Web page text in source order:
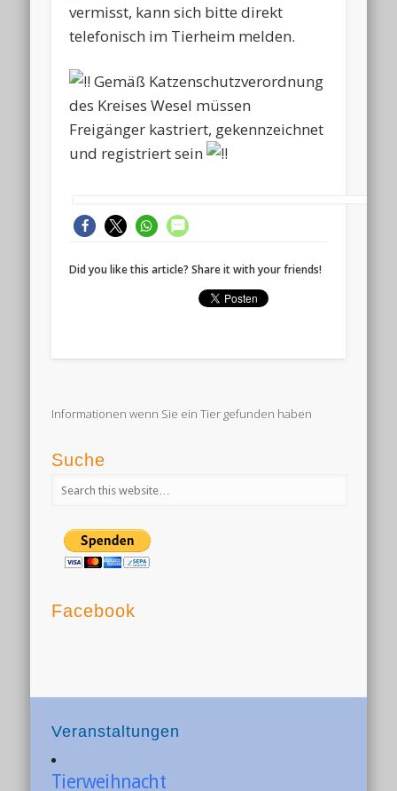
vermisst, kann sich bitte direkt
telefonisch im Tierheim melden.
Gemäß Katzenschutzverordnung
des Kreises Wesel müssen
Freigänger kastriert, gekennzeichnet
und registriert sein
Did you like this article? Share it with your friends!
Informationen wenn Sie ein Tier gefunden haben
Suche
Facebook
Veranstaltungen
Tierweihnacht